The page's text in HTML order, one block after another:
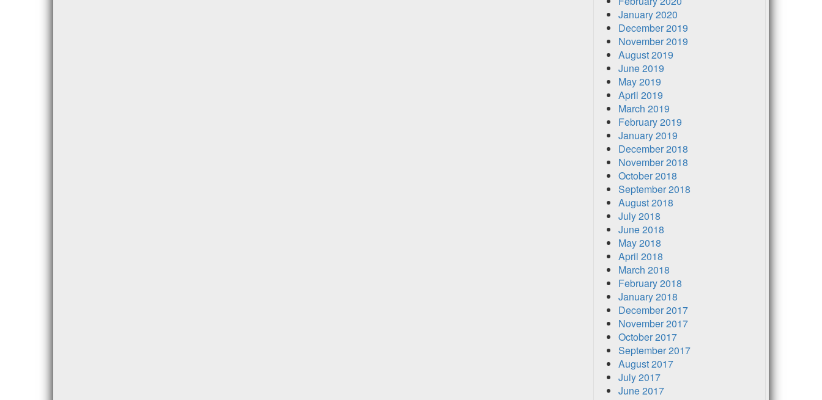
January 2020
December 2019
November 2019
August 2019
June 2019
May 2019
April 2019
March 2019
February 2019
January 2019
December 2018
November 2018
October 2018
September 2018
August 2018
July 2018
June 2018
May 2018
April 2018
March 2018
February 2018
January 2018
December 2017
November 2017
October 2017
September 2017
August 2017
July 2017
June 2017